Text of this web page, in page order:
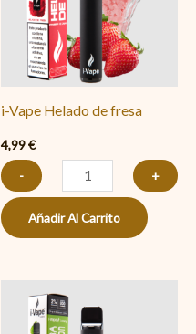
i-Vape Helado de fresa
4,99€
-
fresa
cantidad
+
Añadir Al Carrito
i-
Vape